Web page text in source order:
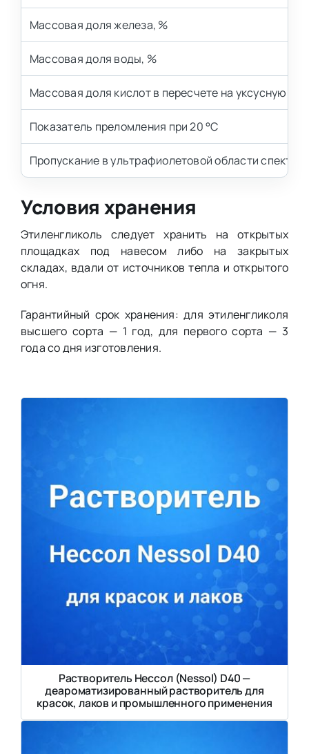
Массовая доля железа, %
Массовая доля воды, %
Массовая доля кислот в пересчете на уксусную
Показатель преломления при 20 °C
Пропускание в ультрафиолетовой области
Условия хранения
Этиленгликоль следует хранить на открытых
площадках под навесом либо на закрытых
складах, вдали от источников тепла и открытого
огня.
Гарантийный срок хранения: для этиленгликоля
высшего сорта — 1 год, для первого сорта — 3
года со дня изготовления.
Растворитель Нессол (Nessol) D40 —
деароматизированный растворитель для
красок, лаков и промышленного применения